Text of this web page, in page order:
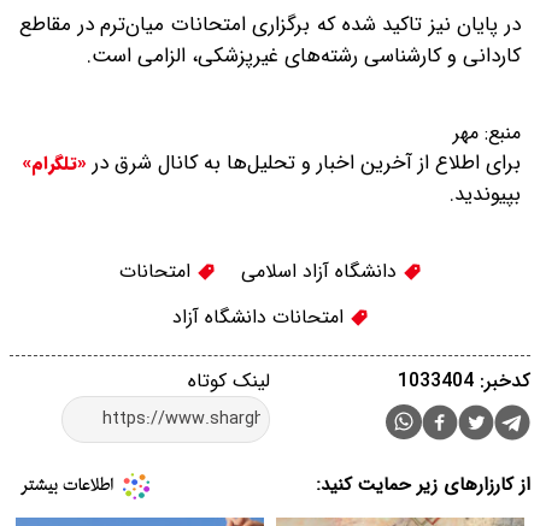
در پایان نیز تاکید شده که برگزاری امتحانات میان‌ترم در مقاطع
کاردانی و کارشناسی رشته‌های غیرپزشکی، الزامی است.
منبع: مهر
برای اطلاع از آخرین اخبار و تحلیل‌ها به کانال شرق در «تلگرام»
بپیوندید.
دانشگاه آزاد اسلامی
امتحانات
امتحانات دانشگاه آزاد
لینک کوتاه کدخبر: 1033404
از کارزارهای زیر حمایت کنید: